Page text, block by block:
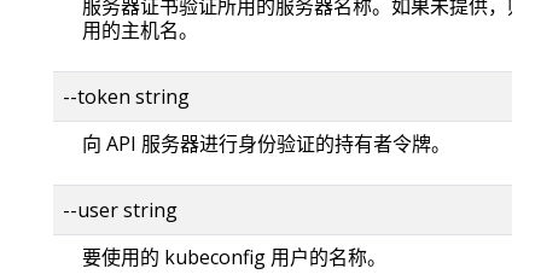
服务器证书验证所用的服务器名称。如果未提供，则
用的主机名。
--token string
向 API 服务器进行身份验证的持有者令牌。
--user string
要使用的 kubeconfig 用户的名称。